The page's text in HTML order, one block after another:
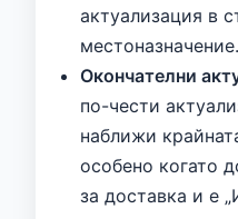
актуализация в
местоназначение.
Окончателни
по-чести
наближи
особено когато
за доставка и е